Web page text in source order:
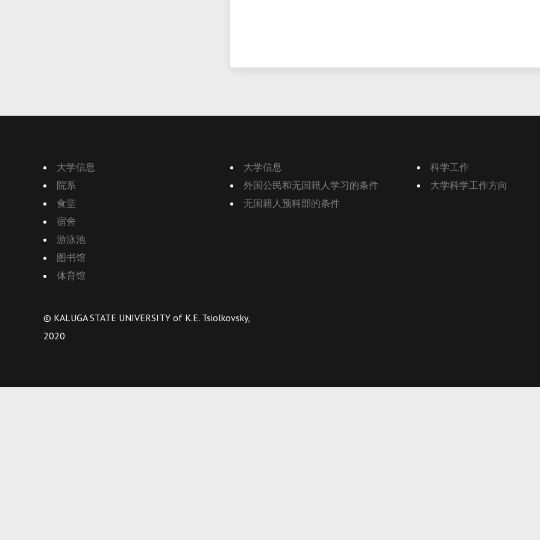
大学信息
院系
食堂
宿舍
游泳池
图书馆
体育馆
大学信息
外国公民和无国籍人学习的条件
无国籍人预科部的条件
科学工作
大学科学工作方向
© KALUGA STATE UNIVERSITY of K.E. Tsiolkovsky,
2020